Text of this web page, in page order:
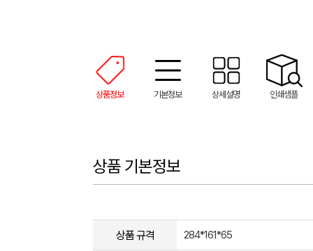
상품정보 기본정보 상세설명 인쇄샘플
상품 기본정보
상품 규격 284*161*65